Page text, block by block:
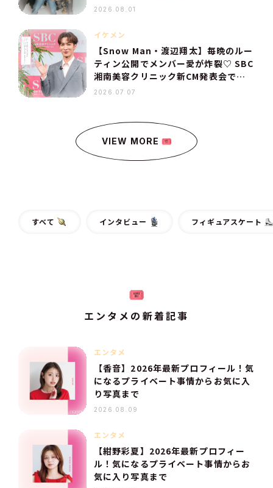
2026.08.01
イケメン
【Snow Man・渡辺翔太】毎晩のルー
ティン公開でメンバー愛が炸裂♡ SBC
湘南美容クリニック新CM発表会での
コメントを全文レポート
2026.07.07
VIEW MORE
すべて インタビュー フィギュアスケート
エンタメの新着記事
エンタメ
【香音】2026年最新プロフィール！気
になるプライベート事情からお気に入
り写真まで
2026.08.09
エンタメ
【紺野彩夏】2026年最新プロフィー
ル！気になるプライベート事情からお
気に入り写真まで